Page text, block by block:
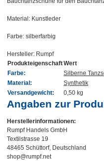
Material: Kunstleder
Farbe: silberfarbig
Hersteller: Rumpf
ProdukteigenschaftWert
Farbe:
Silberne
Material:
Synthetik
Versandgewicht:
0,50 kg
Angaben zur
Herstellerinformationen:
Rumpf Handels GmbH
Textilstrasse 19
48465 Schüttorf, Deutschland
shop@rumpf.net